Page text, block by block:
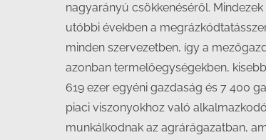
nagyarányú csökkenéséről.
utóbbi években a
minden szervezetben, így a
azonban termelőegységekben,
619 ezer egyéni gazdaság és 7 400
piaci viszonyokhoz való
munkálkodnak az agrárágazatban,